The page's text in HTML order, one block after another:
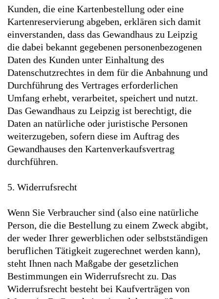
Kunden, die eine Kartenbestellung oder eine
Kartenreservierung abgeben, erklären sich damit
einverstanden, dass das Gewandhaus zu Leipzig
die dabei bekannt gegebenen personenbezogenen
Daten des Kunden unter Einhaltung des
Datenschutzrechtes in dem für die Anbahnung und
Durchführung des Vertrages erforderlichen
Umfang erhebt, verarbeitet, speichert und nutzt.
Das Gewandhaus zu Leipzig ist berechtigt, die
Daten an natürliche oder juristische Personen
weiterzugeben, sofern diese im Auftrag des
Gewandhauses den Kartenverkaufsvertrag
durchführen.
5. Widerrufsrecht
Wenn Sie Verbraucher sind (also eine natürliche
Person, die die Bestellung zu einem Zweck abgibt,
der weder Ihrer gewerblichen oder selbstständigen
beruflichen Tätigkeit zugerechnet werden kann),
steht Ihnen nach Maßgabe der gesetzlichen
Bestimmungen ein Widerrufsrecht zu. Das
Widerrufsrecht besteht bei Kaufverträgen von